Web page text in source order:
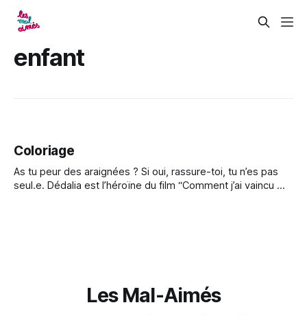
enfant
Coloriage
As tu peur des araignées ? Si oui, rassure-toi, tu n’es pas
seul.e. Dédalia est l’héroïne du film “Comment j’ai vaincu ma
Les Mal-Aimés